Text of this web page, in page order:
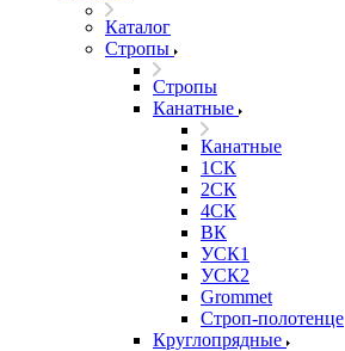
Каталог
Стропы
Стропы
Канатные
Канатные
1СК
2СК
4СК
ВК
УСК1
УСК2
Grommet
Строп-полотенце
Круглопрядные